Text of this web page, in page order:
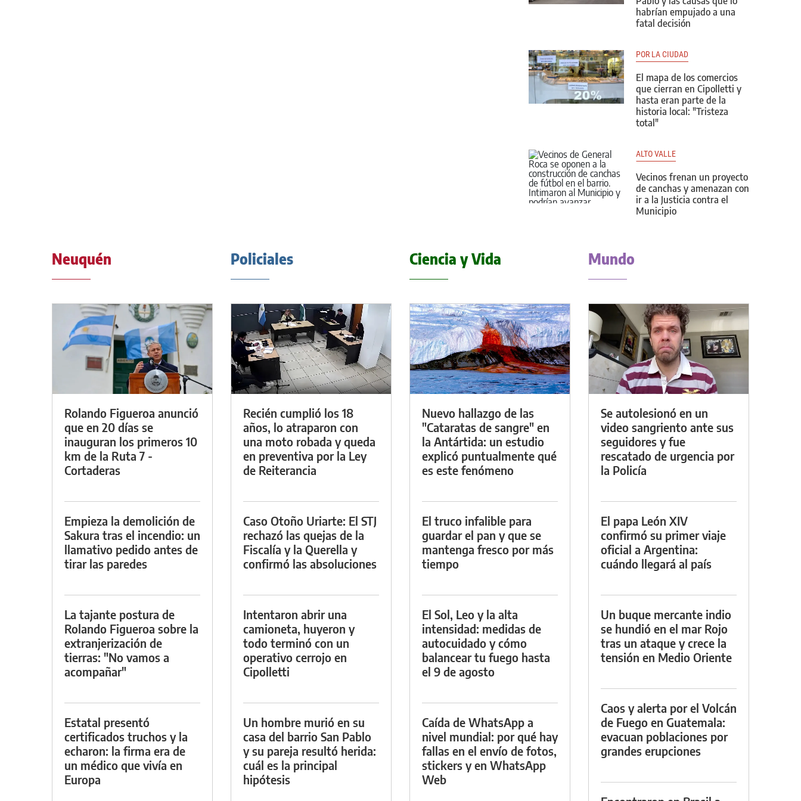
habrían empujado a una
fatal decisión
POR LA CIUDAD
El mapa de los comercios
que cierran en Cipolletti y
hasta eran parte de la
historia local: "Tristeza
total"
ALTO VALLE
Vecinos frenan un proyecto
de canchas y amenazan con
ir a la Justicia contra el
Municipio
Neuquén
Rolando Figueroa anunció
que en 20 días se
inauguran los primeros 10
km de la Ruta 7 -
Cortaderas
Empieza la demolición de
Sakura tras el incendio: un
llamativo pedido antes de
tirar las paredes
La tajante postura de
Rolando Figueroa sobre la
extranjerización de
tierras: "No vamos a
acompañar"
Estatal presentó
certificados truchos y la
echaron: la firma era de
un médico que vivía en
Europa
Policiales
Recién cumplió los 18
años, lo atraparon con
una moto robada y queda
en preventiva por la Ley
de Reiterancia
Caso Otoño Uriarte: El STJ
rechazó las quejas de la
Fiscalía y la Querella y
confirmó las absoluciones
Intentaron abrir una
camioneta, huyeron y
todo terminó con un
operativo cerrojo en
Cipolletti
Un hombre murió en su
casa del barrio San Pablo
y su pareja resultó herida:
cuál es la principal
hipótesis
Ciencia y Vida
Nuevo hallazgo de las
"Cataratas de sangre" en
la Antártida: un estudio
explicó puntualmente qué
es este fenómeno
El truco infalible para
guardar el pan y que se
mantenga fresco por más
tiempo
El Sol, Leo y la alta
intensidad: medidas de
autocuidado y cómo
balancear tu fuego hasta
el 9 de agosto
Caída de WhatsApp a
nivel mundial: por qué hay
fallas en el envío de fotos,
stickers y en WhatsApp
Web
Mundo
Se autolesionó en un
video sangriento ante sus
seguidores y fue
rescatado de urgencia por
la Policía
El papa León XIV
confirmó su primer viaje
oficial a Argentina:
cuándo llegará al país
Un buque mercante indio
se hundió en el mar Rojo
tras un ataque y crece la
tensión en Medio Oriente
Caos y alerta por el Volcán
de Fuego en Guatemala:
evacuan poblaciones por
grandes erupciones